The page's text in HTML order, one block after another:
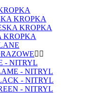
KROPKA
KROPKA
KROPKA
- NITRYL
- NITRYL
- NITRYL
- NITRYL